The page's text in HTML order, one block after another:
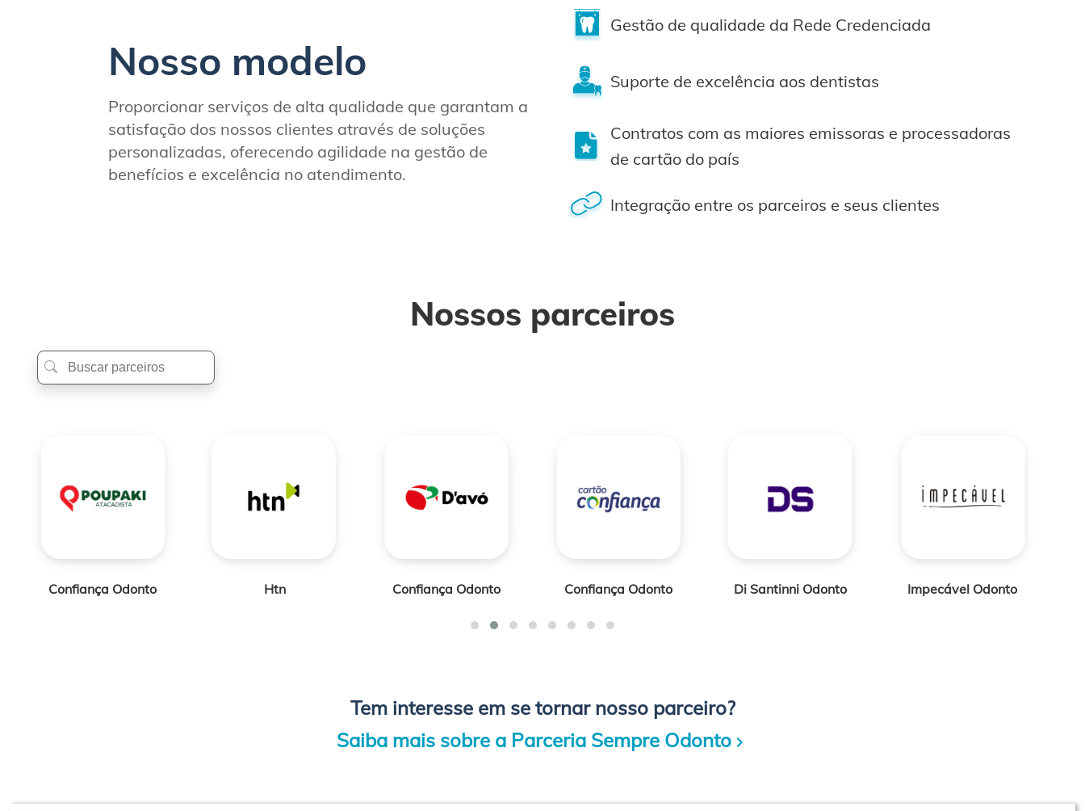
Nosso modelo
Proporcionar serviços de alta qualidade que garantam a
satisfação dos nossos clientes através de soluções
personalizadas, oferecendo agilidade na gestão de
benefícios e excelência no atendimento.
Gestão de qualidade da Rede Credenciada
Suporte de excelência aos dentistas
Contratos com as maiores emissoras e processadoras
de cartão do país
Integração entre os parceiros e seus clientes
Nossos parceiros
Htn Confiança Odonto Confiança Odonto Di Santinni Odonto Impecável Odonto Servir Odonto
Tem interesse em se tornar nosso parceiro?
Saiba mais sobre a Parceria Sempre Odonto